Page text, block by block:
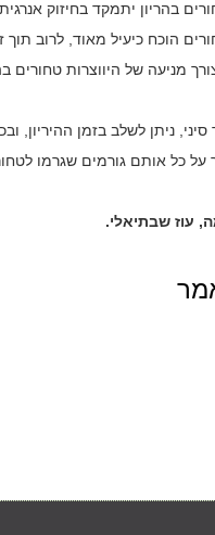
בהריון יתמקד בחיזוק
הוכח כיעיל מאוד, לרוב תוך
מניעה של היווצרות טחורים
ניתן לשלב בזמן ההיריון,
כל אותם גורמים שגרמו
עוז שבתיאלי.